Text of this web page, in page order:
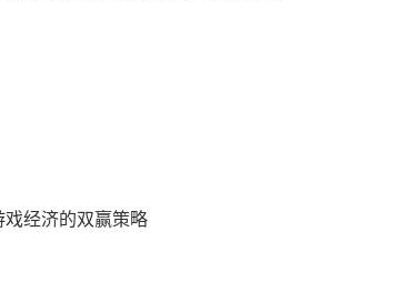
经济的双赢策略